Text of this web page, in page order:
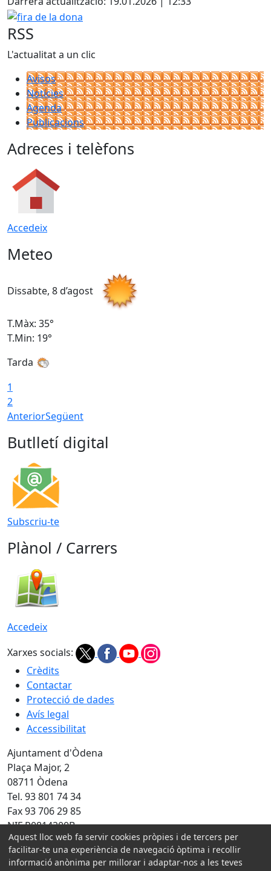
fira de la dona
RSS
L'actualitat a un clic
Avisos
Notícies
Agenda
Publicacions
Adreces i telèfons
Accedeix
Meteo
Dissabte, 8 d’agost
T.Màx: 35°
T.Min: 19°
Tarda
1
2
AnteriorSegüent
Butlletí digital
Subscriu-te
Plànol / Carrers
Accedeix
Xarxes socials:
Crèdits
Contactar
Protecció de dades
Avís legal
Accessibilitat
Ajuntament d'Òdena
Plaça Major, 2
08711 Òdena
Tel. 93 801 74 34
Fax 93 706 29 85
NIF P0814200B
Amb la col·laboració de:
Aquest lloc web fa servir cookies pròpies i de tercers per
facilitar-te una experiència de navegació òptima i recollir
informació anònima per millorar i adaptar-nos a les teves